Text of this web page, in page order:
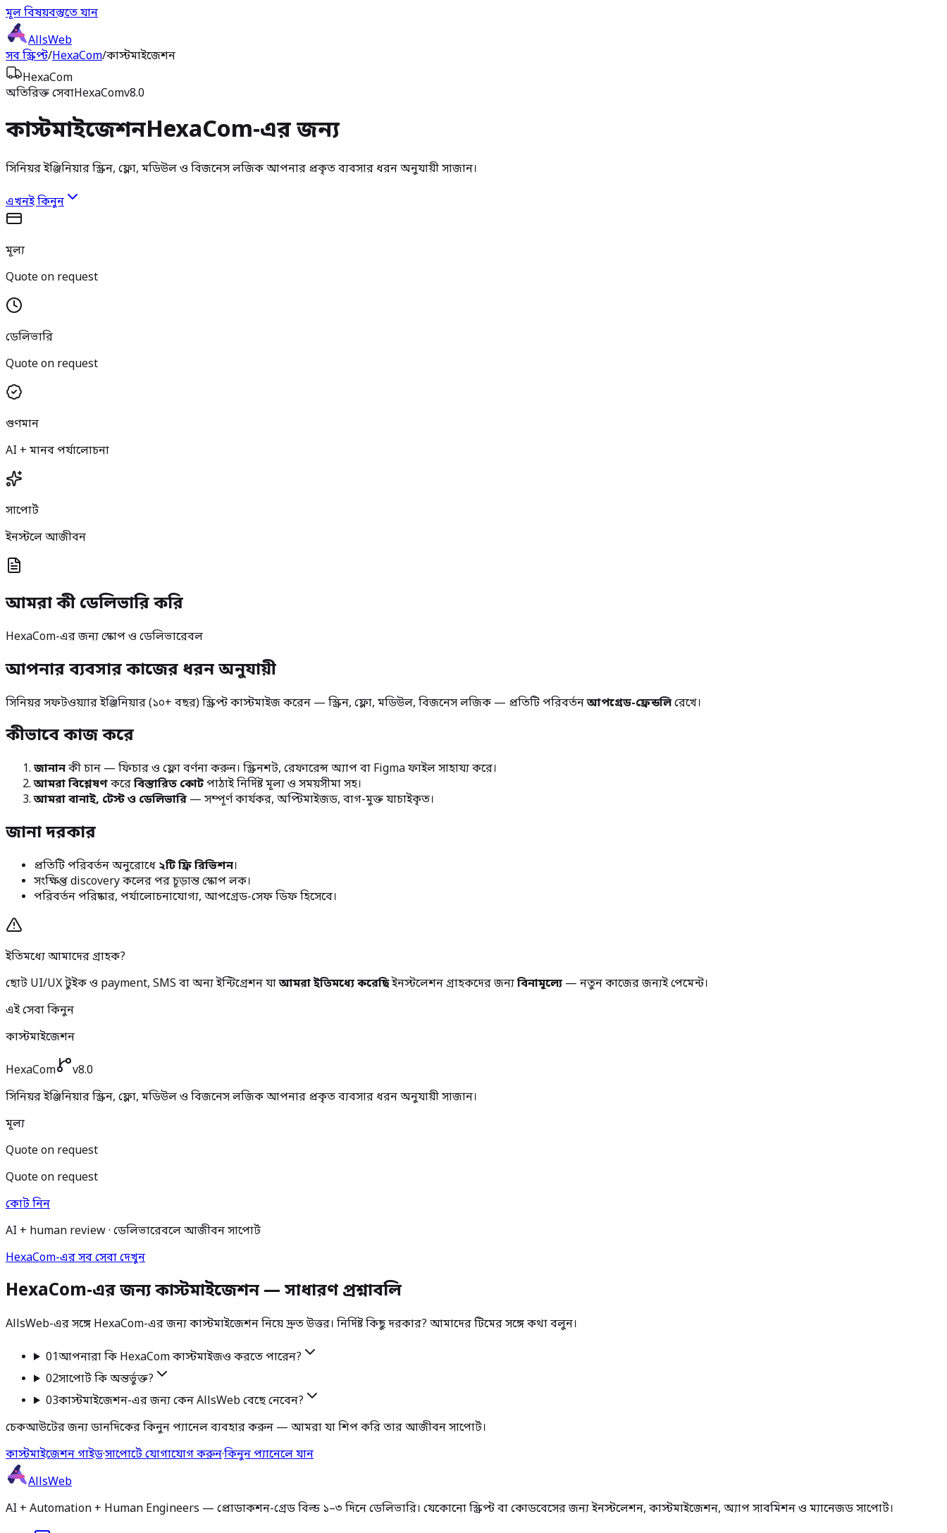
মূল বিষয়বস্তুতে যান
AllsWeb
সব স্ক্রিপ্ট/HexaCom/কাস্টমাইজেশন
HexaCom
অতিরিক্ত সেবাHexaComv8.0
কাস্টমাইজেশনHexaCom-এর জন্য
সিনিয়র ইঞ্জিনিয়ার স্ক্রিন, ফ্লো, মডিউল ও বিজনেস লজিক আপনার প্রকৃত ব্যবসার ধরন অনুযায়ী সাজান।
এখনই কিনুন
মূল্য
Quote on request
ডেলিভারি
Quote on request
গুণমান
AI + মানব পর্যালোচনা
সাপোর্ট
ইনস্টলে আজীবন
আমরা কী ডেলিভারি করি
HexaCom-এর জন্য স্কোপ ও ডেলিভারেবল
আপনার ব্যবসার কাজের ধরন অনুযায়ী
সিনিয়র সফটওয়্যার ইঞ্জিনিয়ার (১০+ বছর) স্ক্রিপ্ট কাস্টমাইজ করেন — স্ক্রিন, ফ্লো, মডিউল, বিজনেস লজিক — প্রতিটি পরিবর্তনআপগ্রেড-ফ্রেন্ডলিরেখে।
কীভাবে কাজ করে
জানানকী চান — ফিচার ও ফ্লো বর্ণনা করুন। স্ক্রিনশট, রেফারেন্স অ্যাপ বা Figma ফাইল সাহায্য করে।
আমরা বিশ্লেষণকরেবিস্তারিত কোটপাঠাই নির্দিষ্ট মূল্য ও সময়সীমা সহ।
আমরা বানাই, টেস্ট ও ডেলিভারি — সম্পূর্ণ কার্যকর, অপ্টিমাইজড, বাগ-মুক্ত যাচাইকৃত।
জানা দরকার
প্রতিটি পরিবর্তন অনুরোধে ২টি ফ্রি রিভিশন।
সংক্ষিপ্ত discovery কলের পর চূড়ান্ত স্কোপ লক।
পরিবর্তন পরিষ্কার, পর্যালোচনাযোগ্য, আপগ্রেড-সেফ ডিফ হিসেবে।
ইতিমধ্যে আমাদের গ্রাহক?
ছোট UI/UX টুইক ও payment, SMS বা অন্য ইন্টিগ্রেশন যাআমরা ইতিমধ্যে করেছিইনস্টলেশন গ্রাহকদের জন্যবিনামূল্যে — নতুন কাজের জন্যই পেমেন্ট।
এই সেবা কিনুন
কাস্টমাইজেশন
HexaCom
v8.0
সিনিয়র ইঞ্জিনিয়ার স্ক্রিন, ফ্লো, মডিউল ও বিজনেস লজিক আপনার প্রকৃত ব্যবসার ধরন অনুযায়ী সাজান।
মূল্য
Quote on request
Quote on request
কোট নিন
AI + human review · ডেলিভারেবলে আজীবন সাপোর্ট
HexaCom-এর সব সেবা দেখুন
HexaCom-এর জন্য কাস্টমাইজেশন — সাধারণ প্রশ্নাবলি
AllsWeb-এর সঙ্গে HexaCom-এর জন্য কাস্টমাইজেশন নিয়ে দ্রুত উত্তর। নির্দিষ্ট কিছু দরকার? আমাদের টিমের সঙ্গে কথা বলুন।
01আপনারা কি HexaCom কাস্টমাইজও করতে পারেন?
02সাপোর্ট কি অন্তর্ভুক্ত?
03কাস্টমাইজেশন-এর জন্য কেন AllsWeb বেছে নেবেন?
চেকআউটের জন্য ডানদিকের কিনুন প্যানেল ব্যবহার করুন — আমরা যা শিপ করি তার আজীবন সাপোর্ট।
কাস্টমাইজেশন গাইড·সাপোর্টে যোগাযোগ করুন·কিনুন প্যানেলে যান
AllsWeb
AI + Automation + Human Engineers — প্রোডাকশন-গ্রেড বিল্ড ১–৩ দিনে ডেলিভারি। যেকোনো স্ক্রিপ্ট বা কোডবেসের জন্য ইনস্টলেশন, কাস্টমাইজেশন, অ্যাপ সাবমিশন ও ম্যানেজড সাপোর্ট।